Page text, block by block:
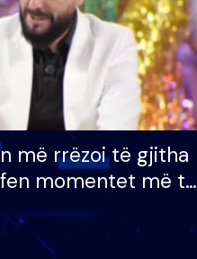
më rrëzoi të gjitha
momentet më të
e BB VIP: Do më
kur…